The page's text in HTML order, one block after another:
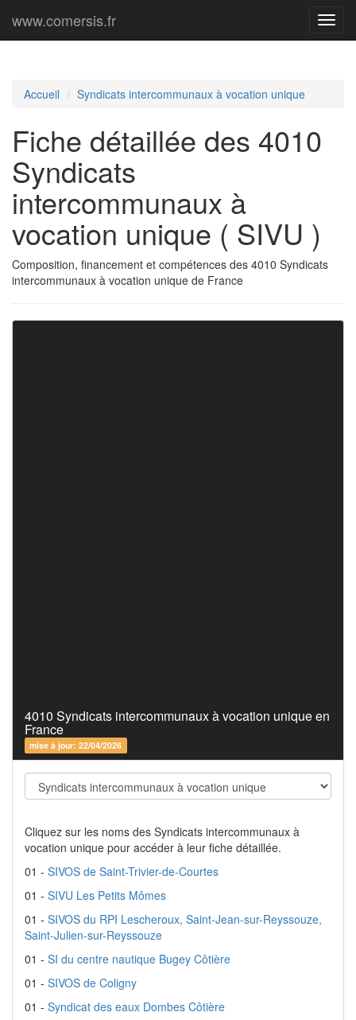
Menu
www.comersis.fr
Accueil Syndicats intercommunaux à vocation unique
Fiche détaillée des 4010
Syndicats
intercommunaux à
vocation unique ( SIVU )
Composition, financement et compétences des 4010 Syndicats
intercommunaux à vocation unique de France
4010 Syndicats intercommunaux à vocation unique en
France
mise à jour: 22/04/2026
Cliquez sur les noms des Syndicats intercommunaux à
vocation unique pour accéder à leur fiche détaillée.
01 - SIVOS de Saint-Trivier-de-Courtes
01 - SIVU Les Petits Mômes
01 - SIVOS du RPI Lescheroux, Saint-Jean-sur-Reyssouze,
Saint-Julien-sur-Reyssouze
01 - SI du centre nautique Bugey Côtière
01 - SIVOS de Coligny
01 - Syndicat des eaux Dombes Côtière